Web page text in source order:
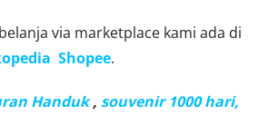
via marketplace kami ada di
Shopee.
Handuk, souvenir 1000 hari,